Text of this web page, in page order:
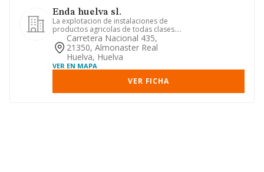
Enda huelva sl.
La explotacion de instalaciones de
productos agricolas de todas clases.
laexplotacion de instalacio...
Carretera Nacional 435,
21350, Almonaster Real
Huelva, Huelva
VER EN MAPA
VER FICHA